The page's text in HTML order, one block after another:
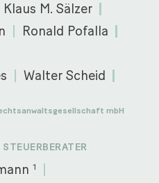
Klaus M. Sälzer
Ronald Pofalla
Walter Scheid
mbH
1